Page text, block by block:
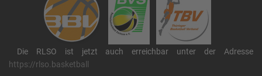
Die RLSO ist jetzt auch erreichbar unter der Adresse
https://rlso.basketball